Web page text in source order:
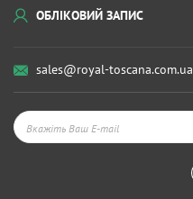
ОБЛІКОВИЙ ЗАПИС
sales@royal-toscana.com.ua